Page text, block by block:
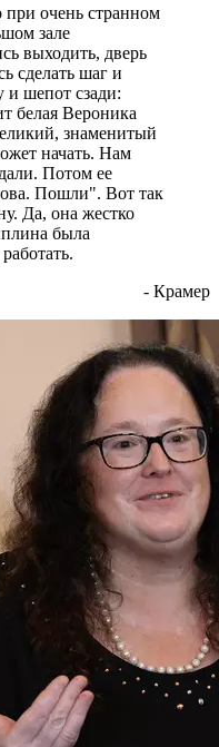
очень странном
зале
выходить, дверь
сделать шаг и
и шепот сзади:
белая Вероника
знаменитый
начать. Нам
Потом ее
Пошли". Вот так
Да, она жестко
была
- Крамер